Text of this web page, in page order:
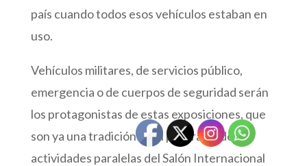
país cuando todos esos vehículos estaban en
uso.
Vehículos militares, de servicios público,
emergencia o de cuerpos de seguridad serán
los protagonistas de estas exposiciones, que
son ya una tradición en el programa de
actividades paralelas del Salón Internacional